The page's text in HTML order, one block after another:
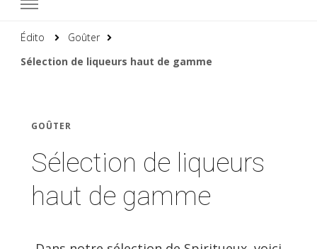
Édito
Goûter
Sélection de liqueurs haut de gamme
GOÛTER
Sélection de liqueurs
haut de gamme